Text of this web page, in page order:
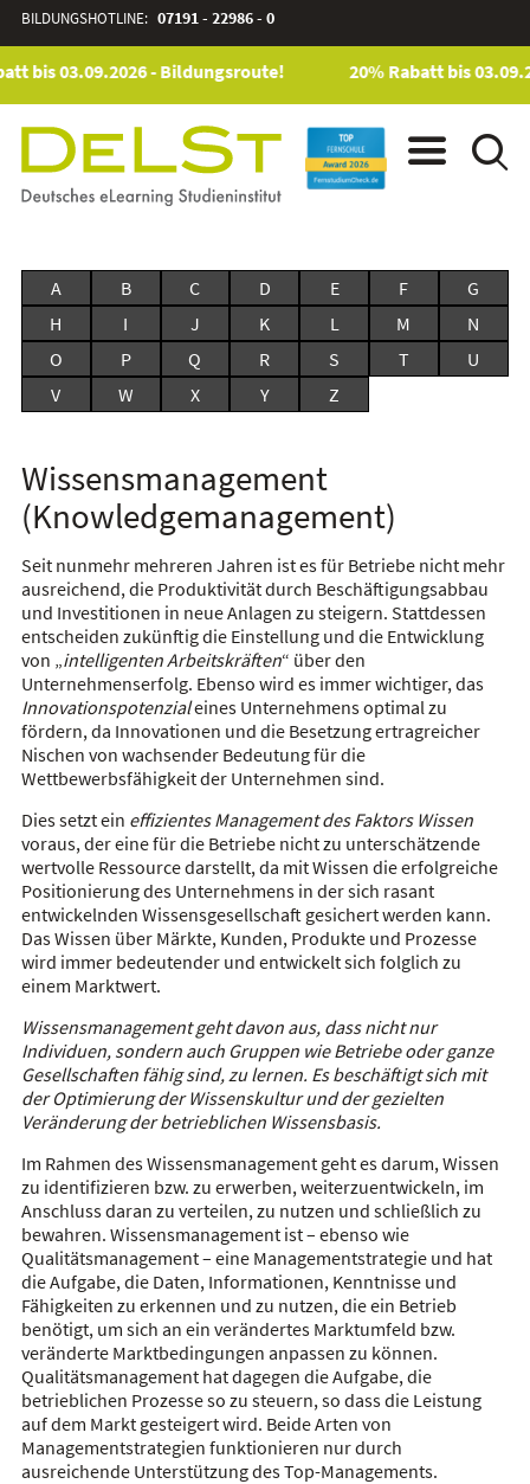
BILDUNGSHOTLINE: 07191 - 22986 - 0
bis 03.09.2026 - Bildungsroute! 20% Rabatt bis
A B C D E F
G
H
I J K L M
N
O
P Q R S T
U
V
W X Y Z
Wissensmanagement
(Knowledgemanagement)
Seit nunmehr mehreren Jahren ist es für Betriebe nicht mehr
ausreichend, die Produktivität durch Beschäftigungsabbau
und Investitionen in neue Anlagen zu steigern. Stattdessen
entscheiden zukünftig die Einstellung und die Entwicklung
von „intelligenten Arbeitskräften“ über den
Unternehmenserfolg. Ebenso wird es immer wichtiger, das
Innovationspotenzialeines Unternehmens optimal zu
fördern, da Innovationen und die Besetzung ertragreicher
Nischen von wachsender Bedeutung für die
Wettbewerbsfähigkeit der Unternehmen sind.
Dies setzt ein effizientes Management des Faktors Wissen
voraus, der eine für die Betriebe nicht zu unterschätzende
wertvolle Ressource darstellt, da mit Wissen die erfolgreiche
Positionierung des Unternehmens in der sich rasant
entwickelnden Wissensgesellschaft gesichert werden kann.
Das Wissen über Märkte, Kunden, Produkte und Prozesse
wird immer bedeutender und entwickelt sich folglich zu
einem Marktwert.
Wissensmanagement geht davon aus, dass nicht nur
Individuen, sondern auch Gruppen wie Betriebe oder ganze
Gesellschaften fähig sind, zu lernen. Es beschäftigt sich mit
der Optimierung der Wissenskultur und der gezielten
Veränderung der betrieblichen Wissensbasis.
Im Rahmen des Wissensmanagement geht es darum, Wissen
zu identifizieren bzw. zu erwerben, weiterzuentwickeln, im
Anschluss daran zu verteilen, zu nutzen und schließlich zu
bewahren. Wissensmanagement ist – ebenso wie
Qualitätsmanagement – eine Managementstrategie und hat
die Aufgabe, die Daten, Informationen, Kenntnisse und
Fähigkeiten zu erkennen und zu nutzen, die ein Betrieb
benötigt, um sich an ein verändertes Marktumfeld bzw.
veränderte Marktbedingungen anpassen zu können.
Qualitätsmanagement hat dagegen die Aufgabe, die
betrieblichen Prozesse so zu steuern, so dass die Leistung
auf dem Markt gesteigert wird. Beide Arten von
Managementstrategien funktionieren nur durch
ausreichende Unterstützung des Top-Managements.